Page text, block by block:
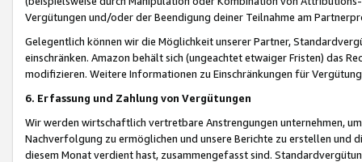
Vergütungen und/oder der Beendigung deiner Teilnahme am
Gelegentlich können wir die Möglichkeit unserer Partner,
einschränken. Amazon behält sich (ungeachtet etwaiger Fristen) das
modifizieren. Weitere Informationen zu Einschränkungen für
6. Erfassung und Zahlung von Vergütungen
Wir werden wirtschaftlich vertretbare Anstrengungen unternehmen,
Nachverfolgung zu ermöglichen und unsere Berichte zu erstellen und
diesem Monat verdient hast, zusammengefasst sind.